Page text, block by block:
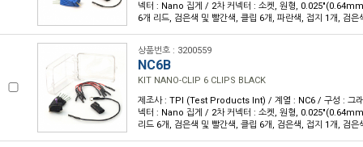
넥터 : Nano 집게 / 2차 커넥터 : 소켓, 원형,
6개 리드, 검은색 및 빨간색, 클립 6개, 파란색, 접지 1개, 검은
상품번호 : 3200559
NC6B
KIT NANO-CLIP 6 CLIPS BLACK
제조사 : TPI (Test Products Int) / 계열 : NC6 / 구성 : 그
넥터 : Nano 집게 / 2차 커넥터 : 소켓, 원형,
리드 6개, 검은색 및 빨간색, 클립 6개, 검은색, 접지 1개, 검은